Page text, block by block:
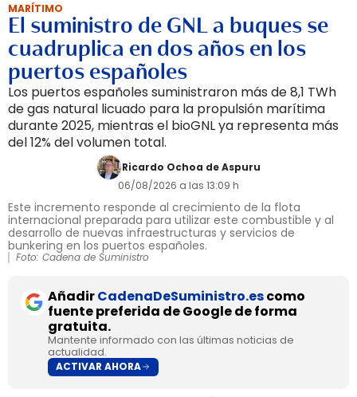
MARÍTIMO
El suministro de GNL a buques se
cuadruplica en dos años en los
puertos españoles
Los puertos españoles suministraron más de 8,1 TWh
de gas natural licuado para la propulsión marítima
durante 2025, mientras el bioGNL ya representa más
del 12% del volumen total.
Ricardo Ochoa de Aspuru
06/08/2026 a las 13:09 h
Este incremento responde al crecimiento de la flota
internacional preparada para utilizar este combustible y al
desarrollo de nuevas infraestructuras y servicios de
bunkering en los puertos españoles.
Foto: Cadena de Suministro
AñadirCadenaDeSuministro.escomo
fuente preferida de Google de forma
gratuita.
Mantente informado con las últimas noticias de
actualidad.
ACTIVAR AHORA